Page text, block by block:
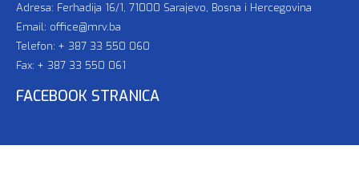
Adresa: Ferhadija 16/1, 71000 Sarajevo, Bosna i Hercegovina
Email: office@mrv.ba
Telefon: + 387 33 550 060
Fax: + 387 33 550 061
FACEBOOK STRANICA